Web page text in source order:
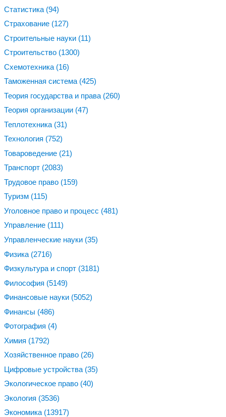
Статистика (94)
Страхование (127)
Строительные науки (11)
Строительство (1300)
Схемотехника (16)
Таможенная система (425)
Теория государства и права (260)
Теория организации (47)
Теплотехника (31)
Технология (752)
Товароведение (21)
Транспорт (2083)
Трудовое право (159)
Туризм (115)
Уголовное право и процесс (481)
Управление (111)
Управленческие науки (35)
Физика (2716)
Физкультура и спорт (3181)
Философия (5149)
Финансовые науки (5052)
Финансы (486)
Фотография (4)
Химия (1792)
Хозяйственное право (26)
Цифровые устройства (35)
Экологическое право (40)
Экология (3536)
Экономика (13917)